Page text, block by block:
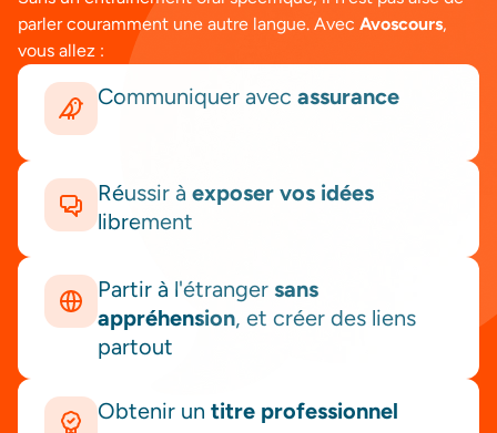
parler couramment une autre langue. Avec Avoscours,
vous allez :
Communiquer avec assurance
Réussir à exposer vos idées
librement
Partir à l'étranger sans
appréhension, et créer des liens
partout
Obtenir un titre professionnel